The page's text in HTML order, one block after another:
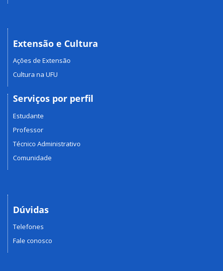
Extensão e Cultura
Ações de Extensão
Cultura na UFU
Serviços por perfil
Estudante
Professor
Técnico Administrativo
Comunidade
Dúvidas
Telefones
Fale conosco